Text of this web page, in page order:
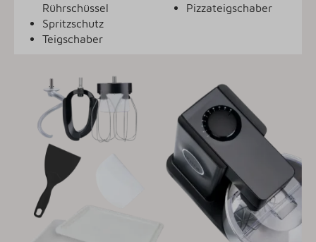
Rührschüssel
Spritzschutz
Teigschaber
Pizzateigschaber